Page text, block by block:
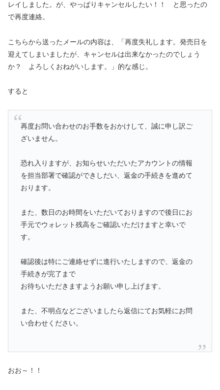
レイしました。が、やっぱりキャンセルしたい！！ と思ったの
で再度連絡。
こちらから送ったメールの内容は、「再度失礼します。発売日を
迎えてしまいましたが、キャンセルは出来なかったのでしょう
か？ よろしくおねがいします。」的な感じ。
すると
再度お問い合わせのお手数をおかけして、誠に申し訳ご
ざいません。
恐れ入りますが、お知らせいただいたアカウントの情報
を担当部署で確認ができしだい、返金の手続きを進めて
おります。
また、数日のお時間をいただいておりますので後日にお
手元でウォレット残高をご確認いただけますと幸いで
す。
確認後は特にご連絡せずに進行いたしますので、返金の
手続きが完了まで
お待ちいただきますようお願い申し上げます。
また、不明点などございましたら返信にてお気軽にお問
い合わせください。
おお～！！